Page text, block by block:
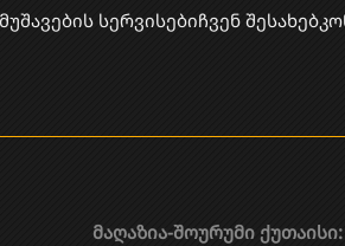
სერვისებიჩვენ შესახებ
მაღაზია-შოურუმი ქუთაისი: